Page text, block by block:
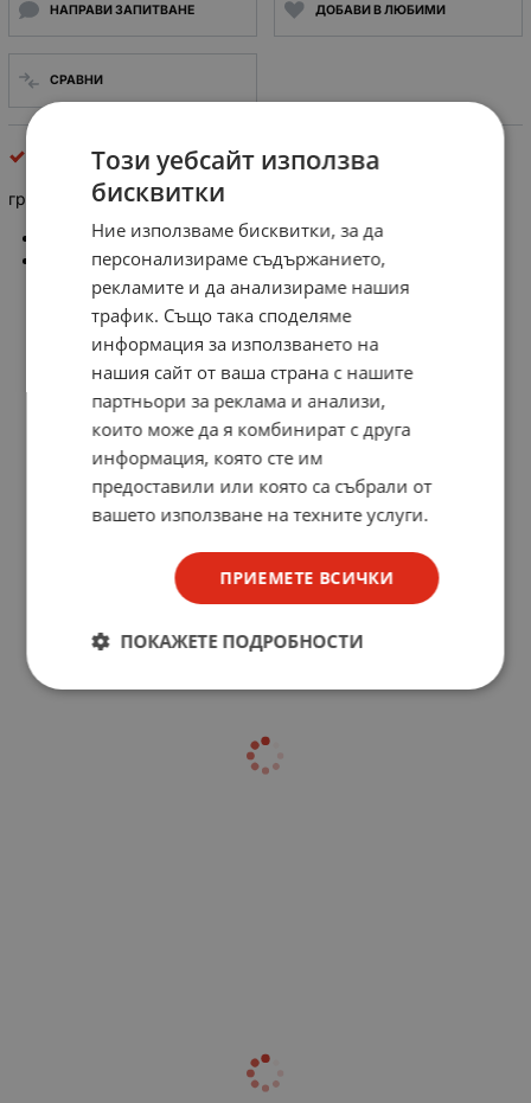
НАПРАВИ ЗАПИТВАНЕ ДОБАВИ В ЛЮБИМИ
СРАВНИ
четки за ел. двигател
графитни четки за електродвигатели, 10x20x45/38mm
Размер: 10x20x45/38mm (a*b*c)
Цена за 1бр.
Този уебсайт използва
бисквитки
Ние използваме бисквитки, за да
персонализираме съдържанието,
рекламите и да анализираме нашия
трафик. Също така споделяме
информация за използването на
нашия сайт от ваша страна с нашите
партньори за реклама и анализи,
които може да я комбинират с друга
информация, която сте им
предоставили или която са събрали от
вашето използване на техните услуги.
ПРИЕМЕТЕ ВСИЧКИ
ПОКАЖЕТЕ ПОДРОБНОСТИ